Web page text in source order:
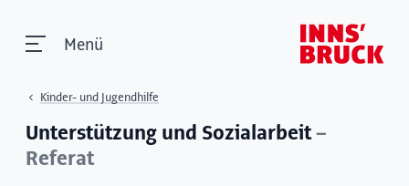
Menü
Kinder- und Jugendhilfe
Unterstützung und Sozialarbeit–
Referat